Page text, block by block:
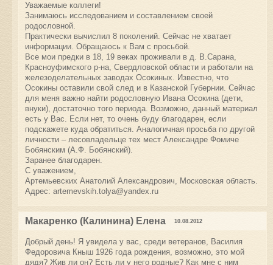
Уважаемые коллеги!
Занимаюсь исследованием и составлением своей
родословной.
Практически вычислил 8 поколений. Сейчас не хватает
информации. Обращаюсь к Вам с просьбой.
Все мои предки в 18, 19 веках проживали в д. В.Сарана,
Красноуфимского р-на, Свердловской области и работали на
железоделательных заводах Осокиных. Известно, что
Осокины оставили свой след и в Казанской Губернии. Сейчас
для меня важно найти родословную Ивана Осокина (дети,
внуки), достаточно того периода. Возможно, данный материал
есть у Вас. Если нет, то очень буду благодарен, если
подскажете куда обратиться. Аналогичная просьба по другой
личности – лесовладельце тех мест Александре Фомиче
Бобянским (А.Ф. Бобянский).
Заранее благодарен.
С уважением,
Артемьевских Анатолий Александрович, Московская область.
Адрес: artemevskih.tolya@yandex.ru
Макаренко (Калинина) Елена 10.08.2012
Добрый день! Я увидела у вас, среди ветеранов, Василия
Федоровича Кныш 1926 года рождения, возможно, это мой
дядя? Жив ли он? Есть ли у него родные? Как мне с ним